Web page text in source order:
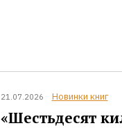
21.07.2026 Новинки книг
«Шестьдесят